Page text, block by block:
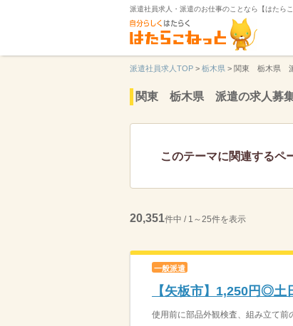
派遣社員求人・派遣のお仕事のことなら【はたらこ
派遣社員求人TOP > 栃木県 > 関東 栃木県
関東 栃木県 派遣の求人募
このテーマに関連するペ
20,351件中 / 1～25件を表示
一般派遣
【矢板市】1,250円◎
使用前に部品外観検査、組み立て